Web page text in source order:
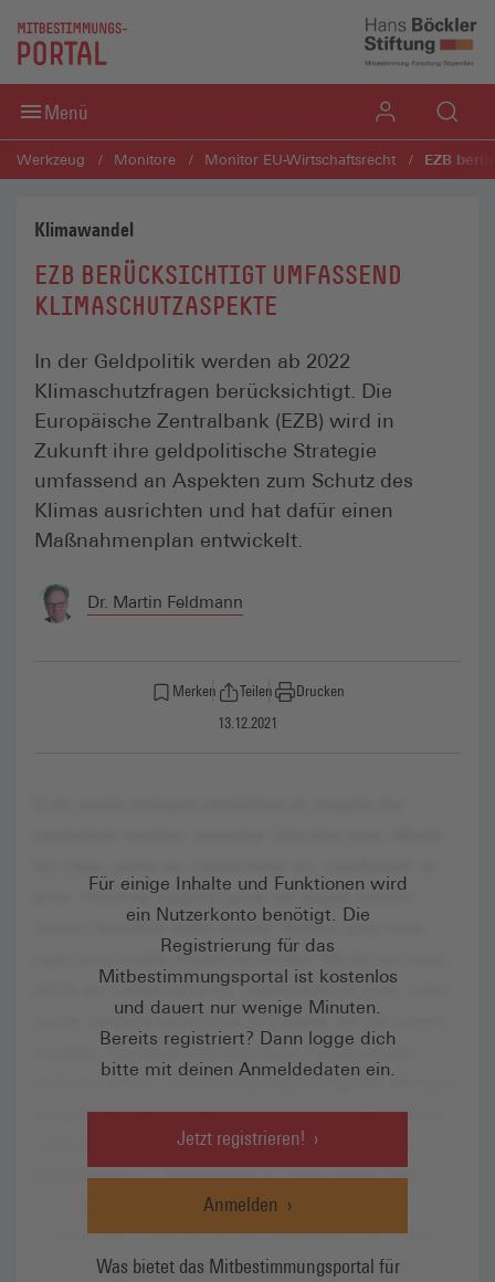
Direkt zum Inhaltsbereich
Direkt zum Fußbereich
Menü
Werkzeug Monitore Monitor EU-Wirtschafts­recht EZB
Klimawandel
EZB BERÜCKSICHTIGT UMFASSEND
KLIMASCHUTZASPEKTE
In der Geldpolitik werden ab 2022
Klimaschutzfragen berücksichtigt. Die
Europäische Zentralbank (EZB) wird in
Zukunft ihre geldpolitische Strategie
umfassend an Aspekten zum Schutz des
Klimas ausrichten und hat dafür einen
Maßnahmenplan entwickelt.
Dr. Martin Feldmann
Merken Teilen
Drucken
13.12.2021
Für einige Inhalte und Funktionen wird
ein Nutzerkonto benötigt. Die
Registrierung für das
Mitbestimmungsportal ist kostenlos
und dauert nur wenige Minuten.
Bereits registriert? Dann logge dich
bitte mit deinen Anmeldedaten ein.
Jetzt registrieren!
Anmelden
Was bietet das Mitbestimmungsportal für